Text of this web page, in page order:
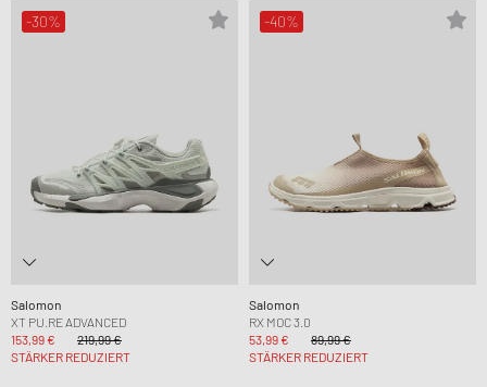
-30%
Salomon
XT PU.RE ADVANCED
153,99 €
219,99 €
STÄRKER REDUZIERT
-40%
Salomon
RX MOC 3.0
53,99 €
89,99 €
STÄRKER REDUZIERT